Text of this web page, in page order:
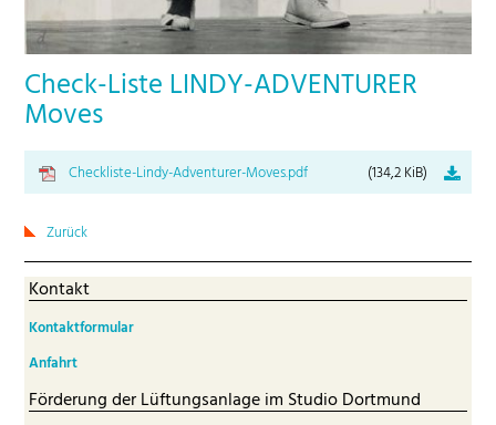
Check-Liste LINDY-ADVENTURER
Moves
Checkliste-Lindy-Adventurer-Moves.pdf (134,2 KiB)
Zurück
Kontakt
Kontaktformular
Anfahrt
Förderung der Lüftungsanlage im Studio Dortmund